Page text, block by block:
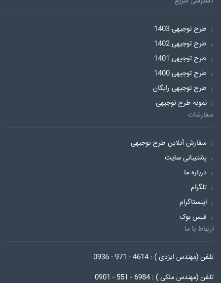
طرح توجیهی 1403
طرح توجیهی 1402
طرح توجیهی 1401
طرح توجیهی 1400
طرح توجیهی رایگان
نمونه طرح توجیهی
سفارشات
سفارش آنلاین طرح توجیهی
پشتیبانی سایت
درباره ما
تلگرام
اینستاگرام
فیس بوک
ارتباط با ما
تلفن (مهندس ایزدی ) : 4614 - 971 - 0936
تلفن (مهندس ملکی ) : 6984 - 551 - 0901